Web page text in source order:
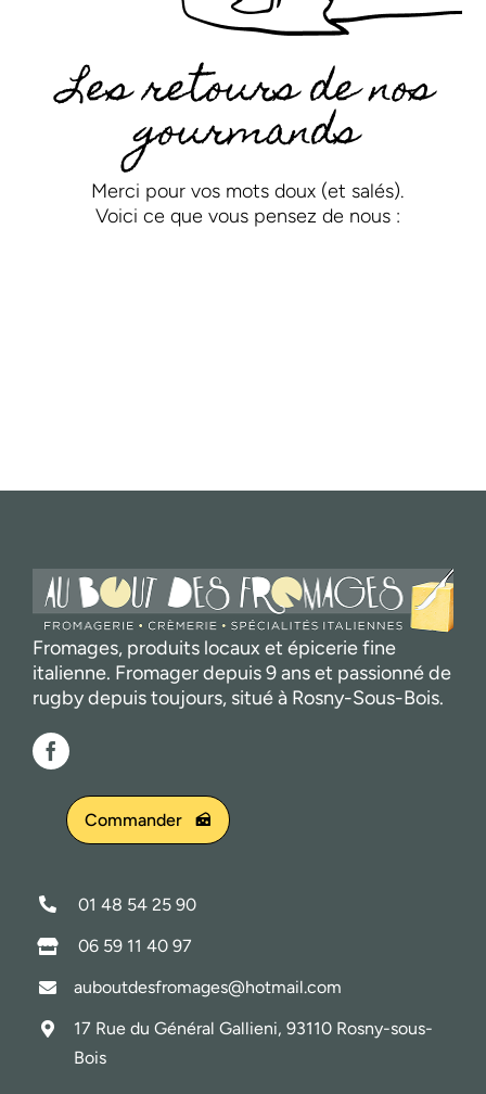
Les retours de nos
gourmands
Merci pour vos mots doux (et salés).
Voici ce que vous pensez de nous :
Fromages, produits locaux et épicerie fine
italienne. Fromager depuis 9 ans et passionné de
rugby depuis toujours, situé à Rosny-Sous-Bois.
Commander
01 48 54 25 90
06 59 11 40 97
auboutdesfromages@hotmail.com
17 Rue du Général Gallieni, 93110 Rosny-sous-
Bois